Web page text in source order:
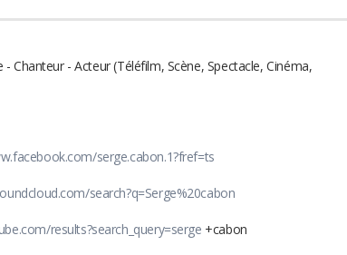
Chanteur - Acteur (Téléfilm, Scène, Spectacle, Cinéma,
serge.cabon.1?fref=ts
search?q=Serge%20cabon
results?search_query=serge +cabon